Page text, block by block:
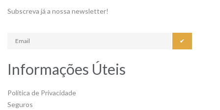
Subscreva já a nossa newsletter!
✔
Informações Úteis
Política de Privacidade
Seguros